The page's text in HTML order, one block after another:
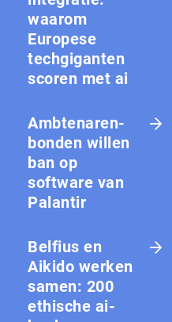
waarom
Europese
techgiganten
scoren met ai
Amb­te­na­ren­
bon­den willen
ban op
software van
Palantir
Belfius en
Aikido werken
samen: 200
ethische ai-